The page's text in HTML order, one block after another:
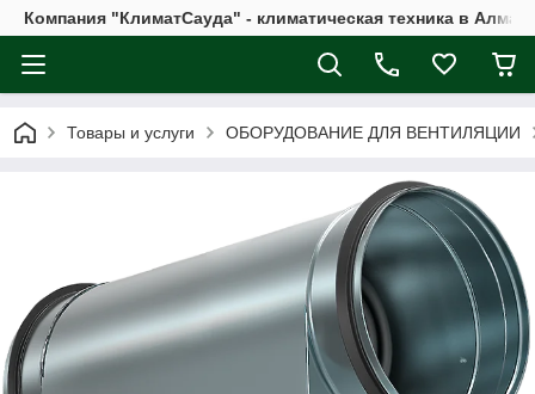
Компания "КлиматСауда" - климатическая техника в
Товары и услуги ОБОРУДОВАНИЕ ДЛЯ ВЕНТИЛЯЦИИ